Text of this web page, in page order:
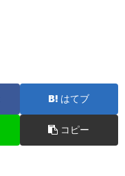
はてブ
コピー